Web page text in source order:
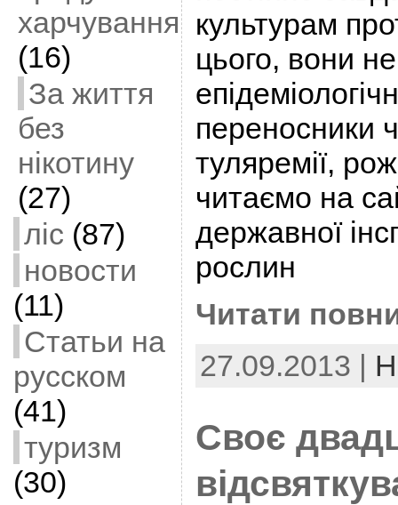
харчування
(16)
За життя
без
нікотину
(27)
ліс (87)
новости
(11)
Статьи на
русском
(41)
туризм
(30)
культурам
цього, вони
переносники
туляремії,
читаємо на
державної
рослин
Читати
27.09.2013 |
Своє